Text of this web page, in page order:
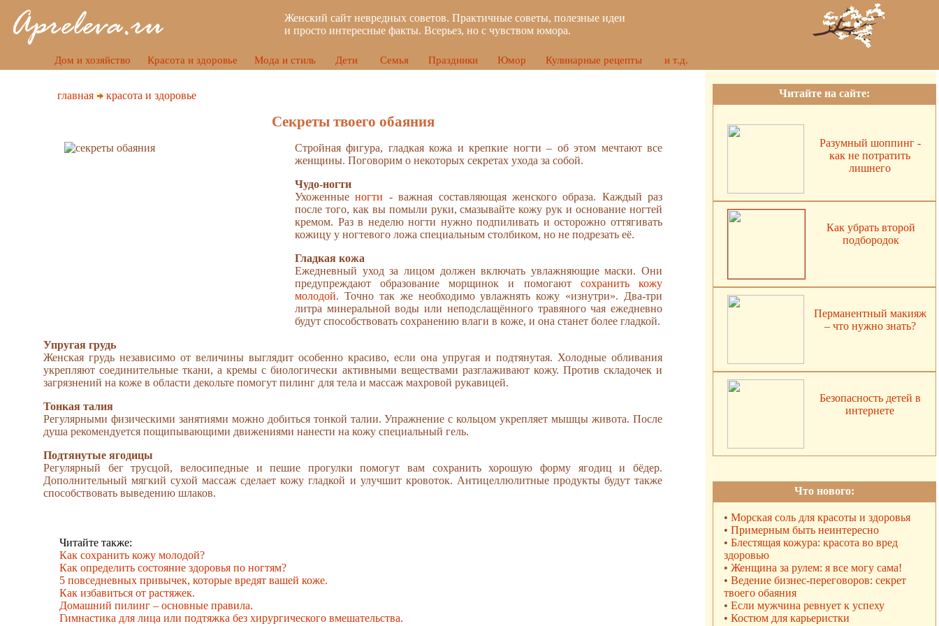
Женский сайт невредных советов. Практичные советы, полезные идеи
и просто интересные факты. Всерьез, но с чувством юмора.
Дом и хозяйство Красота и здоровье Мода и стиль Дети Семья Праздники Юмор Кулинарные рецепты и т.д.
главная красота и здоровье
Секреты твоего обаяния
Стройная фигура, гладкая кожа и крепкие ногти – об этом мечтают все
женщины. Поговорим о некоторых секретах ухода за собой.
Чудо-ногти
Ухоженныеногти - важная составляющая женского образа. Каждый раз
после того, как вы помыли руки, смазывайте кожу рук и основание ногтей
кремом. Раз в неделю ногти нужно подпиливать и осторожно оттягивать
кожицу у ногтевого ложа специальным столбиком, но не подрезать её.
Гладкая кожа
Ежедневный уход за лицом должен включать увлажняющие маски. Они
предупреждают образование морщинок и помогают сохранить кожу
молодой. Точно так же необходимо увлажнять кожу «изнутри». Два-три
литра минеральной воды или неподслащённого травяного чая ежедневно
будут способствовать сохранению влаги в коже, и она станет более гладкой.
Упругая грудь
Женская грудь независимо от величины выглядит особенно красиво, если она упругая и подтянутая. Холодные обливания
укрепляют соединительные ткани, а кремы с биологически активными веществами разглаживают кожу. Против складочек и
загрязнений на коже в области декольте помогут пилинг для тела и массаж махровой рукавицей.
Тонкая талия
Регулярными физическими занятиями можно добиться тонкой талии. Упражнение с кольцом укрепляет мышцы живота. После
душа рекомендуется пощипывающими движениями нанести на кожу специальный гель.
Подтянутые ягодицы
Регулярный бег трусцой, велосипедные и пешие прогулки помогут вам сохранить хорошую форму ягодиц и бёдер.
Дополнительный мягкий сухой массаж сделает кожу гладкой и улучшит кровоток. Антицеллюлитные продукты будут также
способствовать выведению шлаков.
Читайте также:
Как сохранить кожу молодой?
Как определить состояние здоровья по ногтям?
5 повседневных привычек, которые вредят вашей коже.
Как избавиться от растяжек.
Домашний пилинг – основные правила.
Гимнастика для лица или подтяжка без хирургического вмешательства.
Читайте на сайте:
Разумный шоппинг -
как не потратить
лишнего
Как убрать второй
подбородок
Перманентный макияж
– что нужно знать?
Безопасность детей в
интернете
Что нового:
• Морская соль для красоты и здоровья
• Примерным быть неинтересно
• Блестящая кожура: красота во вред
здоровью
• Женщина за рулем: я все могу сама!
• Ведение бизнес-переговоров: секрет
твоего обаяния
• Если мужчина ревнует к успеху
• Костюм для карьеристки